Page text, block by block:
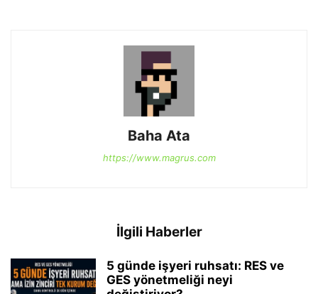
Baha Ata
https://www.magrus.com
İlgili Haberler
5 günde işyeri ruhsatı: RES ve
GES yönetmeliği neyi